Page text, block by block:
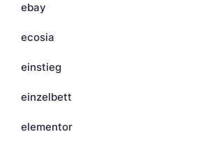
ebay
ecosia
einstieg
einzelbett
elementor